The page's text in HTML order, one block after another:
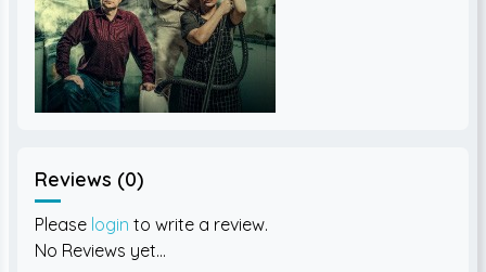
Reviews (0)
Please login to write a review.
No Reviews yet...